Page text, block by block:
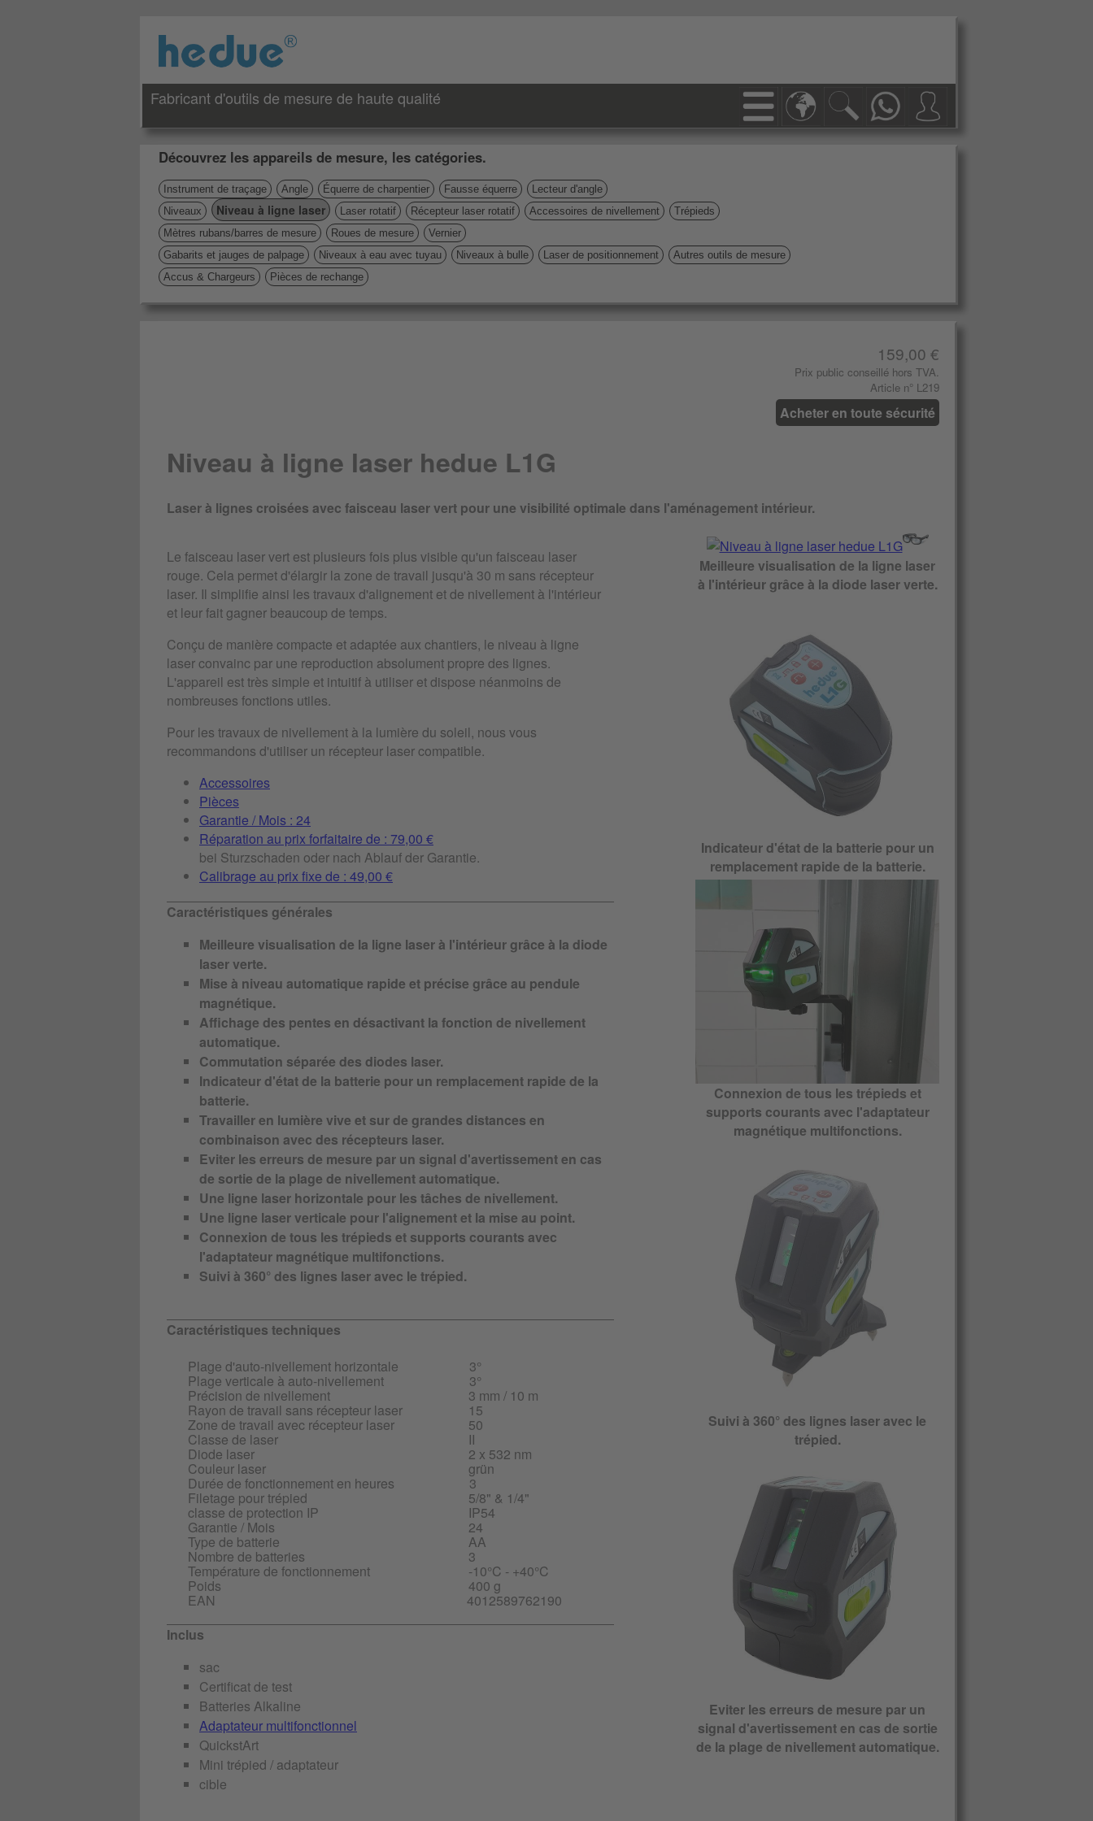
Fabricant d'outils de mesure de haute qualité
Découvrez les appareils de mesure, les catégories.
Instrument de traçage Angle Équerre de charpentier Fausse équerre
Lecteur d'angle
Niveaux
Niveau à ligne laser Laser rotatif Récepteur laser rotatif Accessoires de nivellement
Trépieds
Mètres rubans/barres de mesure
Roues de mesure
Vernier
Gabarits et jauges de palpage
Niveaux à eau avec tuyau Niveaux à bulle Laser de positionnement
Autres outils de mesure
Accus & Chargeurs
Pièces de rechange
159,00 €
Prix ​​public conseillé hors TVA.
Article n° L219
Acheter en toute sécurité
Niveau à ligne laser hedue L1G
Laser à lignes croisées avec faisceau laser vert pour une visibilité optimale dans l'aménagement intérieur.
Le faisceau laser vert est plusieurs fois plus visible qu'un faisceau laser
rouge. Cela permet d'élargir la zone de travail jusqu'à 30 m sans récepteur
laser. Il simplifie ainsi les travaux d'alignement et de nivellement à l'intérieur
et leur fait gagner beaucoup de temps.
Conçu de manière compacte et adaptée aux chantiers, le niveau à ligne
laser convainc par une reproduction absolument propre des lignes.
L'appareil est très simple et intuitif à utiliser et dispose néanmoins de
nombreuses fonctions utiles.
Pour les travaux de nivellement à la lumière du soleil, nous vous
recommandons d'utiliser un récepteur laser compatible.
Accessoires
Pièces
Garantie / Mois : 24
Réparation au prix forfaitaire de : 79,00 €
bei Sturzschaden oder nach Ablauf der Garantie.
Calibrage au prix fixe de : 49,00 €
Caractéristiques générales
Meilleure visualisation de la ligne laser à l'intérieur grâce à la diode
laser verte.
Mise à niveau automatique rapide et précise grâce au pendule
magnétique.
Affichage des pentes en désactivant la fonction de nivellement
automatique.
Commutation séparée des diodes laser.
Indicateur d'état de la batterie pour un remplacement rapide de la
batterie.
Travailler en lumière vive et sur de grandes distances en
combinaison avec des récepteurs laser.
Eviter les erreurs de mesure par un signal d'avertissement en cas
de sortie de la plage de nivellement automatique.
Une ligne laser horizontale pour les tâches de nivellement.
Une ligne laser verticale pour l'alignement et la mise au point.
Connexion de tous les trépieds et supports courants avec
l'adaptateur magnétique multifonctions.
Suivi à 360° des lignes laser avec le trépied.
Caractéristiques techniques
Plage d'auto-nivellement horizontale
3°
Plage verticale à auto-nivellement 3°
Précision de nivellement 3 mm / 10 m
Rayon de travail sans récepteur laser 15
Zone de travail avec récepteur laser 50
Classe de laser II
Diode laser 2 x 532 nm
Couleur laser grün
Durée de fonctionnement en heures 3
Filetage pour trépied 5/8" & 1/4"
classe de protection IP IP54
Garantie / Mois 24
Type de batterie AA
Nombre de batteries 3
Température de fonctionnement -10°C - +40°C
Poids 400 g
EAN
4012589762190
Inclus
sac
Certificat de test
Batteries Alkaline
Adaptateur multifonctionnel
QuickstArt
Mini trépied / adaptateur
cible
Meilleure visualisation de la ligne laser
à l'intérieur grâce à la diode laser verte.
Indicateur d'état de la batterie pour un
remplacement rapide de la batterie.
Connexion de tous les trépieds et
supports courants avec l'adaptateur
magnétique multifonctions.
Suivi à 360° des lignes laser avec le
trépied.
Eviter les erreurs de mesure par un
signal d'avertissement en cas de sortie
de la plage de nivellement automatique.